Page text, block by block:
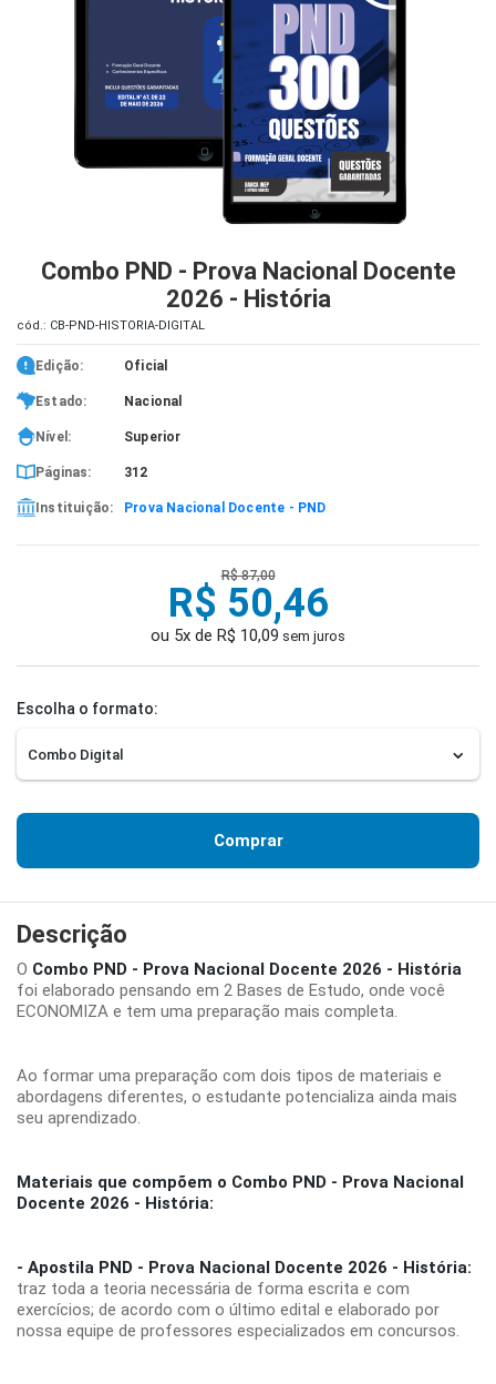
Combo PND - Prova Nacional Docente
2026 - História
cód.: CB-PND-HISTORIA-DIGITAL
Edição: Oficial
Estado: Nacional
Nível: Superior
Páginas: 312
Instituição: Prova Nacional Docente - PND
R$ 87,00
R$ 50,46
ou 5x de R$ 10,09 sem juros
Escolha o formato:
Comprar
Descrição
O Combo PND - Prova Nacional Docente 2026 - História
foi elaborado pensando em 2 Bases de Estudo, onde você
ECONOMIZA e tem uma preparação mais completa.
Ao formar uma preparação com dois tipos de materiais e
abordagens diferentes, o estudante potencializa ainda mais
seu aprendizado.
Materiais que compõem o Combo PND - Prova Nacional
Docente 2026 - História:
- Apostila PND - Prova Nacional Docente 2026 - História:
traz toda a teoria necessária de forma escrita e com
exercícios; de acordo com o último edital e elaborado por
nossa equipe de professores especializados em concursos.